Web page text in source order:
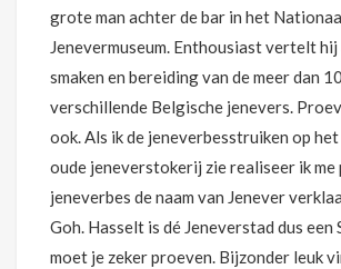
grote man achter de bar in het
Jenevermuseum. Enthousiast vertelt
smaken en bereiding van de meer dan
verschillende Belgische jenevers.
ook. Als ik de jeneverbesstruiken op het
oude jeneverstokerij zie realiseer ik me
jeneverbes de naam van Jenever
Goh. Hasselt is dé Jeneverstad dus een
moet je zeker proeven. Bijzonder leuk